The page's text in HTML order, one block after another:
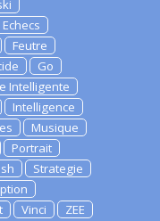
Echecs
Feutre
Go
Intelligente
Intelligence
Musique
Portrait
Strategie
Vinci
ZEE